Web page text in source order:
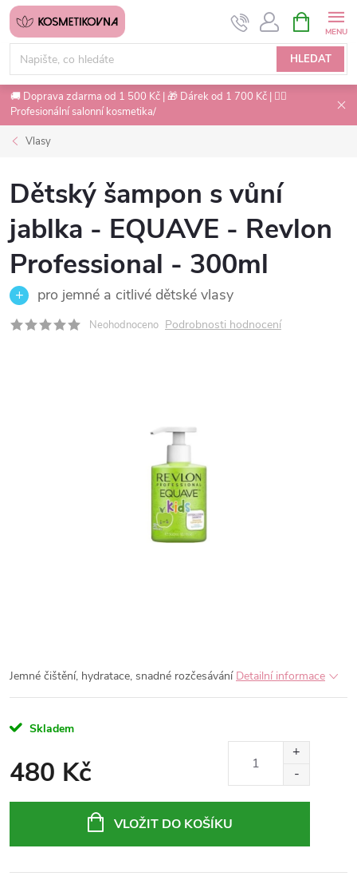
Přejít
obsah
HLEDAT
NÁKUPNÍ
KOŠÍK
🚚 Doprava zdarma od 1 500 Kč | 🎁 Dárek od 1 700 Kč | 💇‍♀️
Profesionální salonní kosmetika/
Vlasy
Dětský šampon s vůní
jablka - EQUAVE - Revlon
Professional - 300ml
pro jemné a citlivé dětské vlasy
Neohodnoceno Podrobnosti hodnocení
Jemné čištění, hydratace, snadné rozčesávání Detailní informace
Skladem
480 Kč
VLOŽIT DO KOŠÍKU